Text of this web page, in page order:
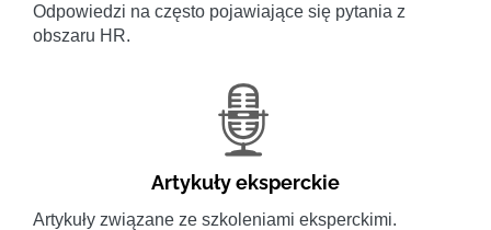
Odpowiedzi na często pojawiające się pytania z
obszaru HR.
Artykuły eksperckie
Artykuły związane ze szkoleniami eksperckimi.